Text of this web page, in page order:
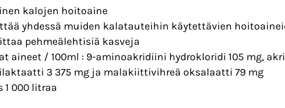
kalojen hoitoaine
yhdessä muiden kalatauteihin käytettävien
pehmeälehtisiä kasveja
aineet / 100ml : 9-aminoakridiini hydrokloridi 105 mg,
3 375 mg ja malakiittivihreä oksalaatti 79 mg
000 litraa